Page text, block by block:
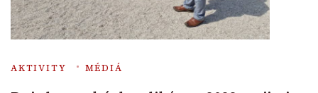
AKTIVITY MÉDIÁ